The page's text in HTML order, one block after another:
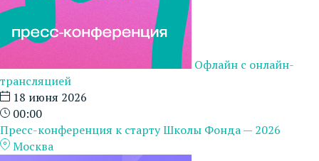
Офлайн с онлайн-
трансляцией
18 июня 2026
00:00
Пресс-конференция к старту Школы Фонда — 2026
Москва